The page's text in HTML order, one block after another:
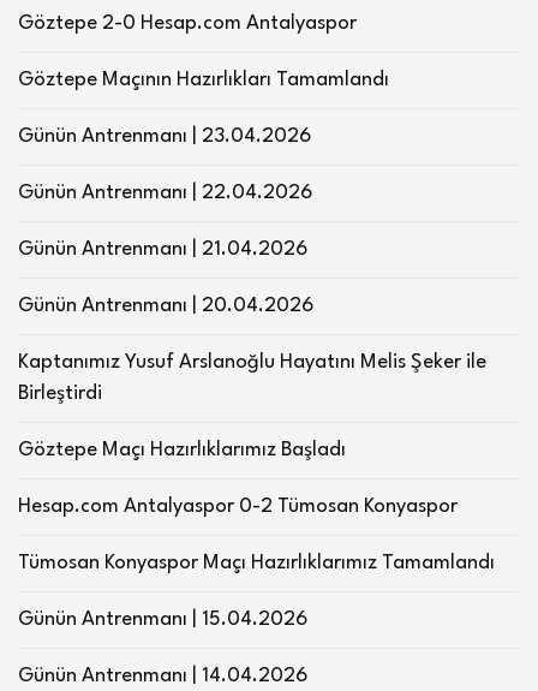
Göztepe 2-0 Hesap.com Antalyaspor
Göztepe Maçının Hazırlıkları Tamamlandı
Günün Antrenmanı | 23.04.2026
Günün Antrenmanı | 22.04.2026
Günün Antrenmanı | 21.04.2026
Günün Antrenmanı | 20.04.2026
Kaptanımız Yusuf Arslanoğlu Hayatını Melis Şeker ile
Birleştirdi
Göztepe Maçı Hazırlıklarımız Başladı
Hesap.com Antalyaspor 0-2 Tümosan Konyaspor
Tümosan Konyaspor Maçı Hazırlıklarımız Tamamlandı
Günün Antrenmanı | 15.04.2026
Günün Antrenmanı | 14.04.2026